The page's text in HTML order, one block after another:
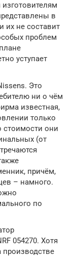
в
их не составит
проблем
уступает
Это
ни о чём
известная,
только
стоимости они
(от
причём,
– намного.
по
054270. Хотя
производстве